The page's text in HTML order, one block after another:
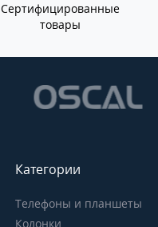
Сертифицированные
товары
Категории
Телефоны и планшеты
Колонки